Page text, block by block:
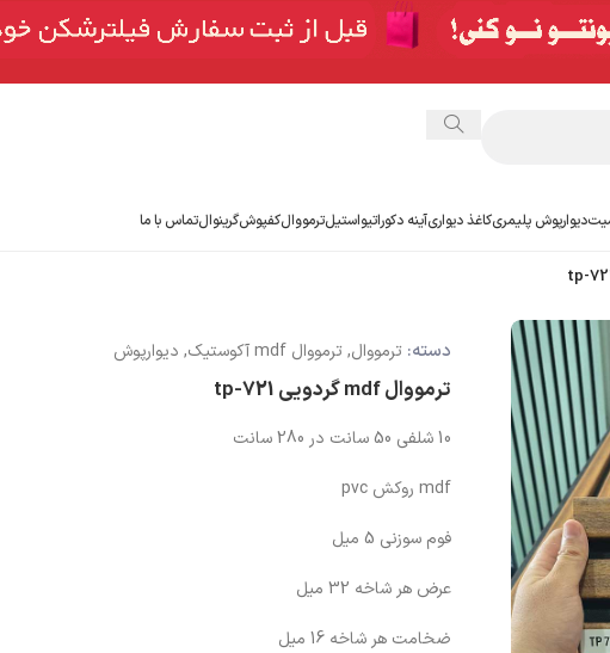
دیوارپوش پلیمریکاغذ دیواریآینه دکوراتیواستیلترمووالکفپوشگرینوالتماس با ما
دسته: ترمووال, ترمووال mdf آکوستیک , دیوارپوش
ترمووال mdf گردویی tp-721
10 شلفی 50 سانت در 280 سانت
mdf روکش pvc
فوم سوزنی 5 میل
عرض هر شاخه 32 میل
ضخامت هر شاخه 16 میل